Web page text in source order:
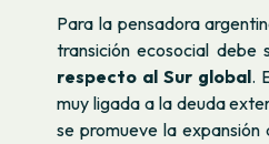
Para la pensadora
transición ecosocial debe
respecto al Sur global.
muy ligada a la deuda
se promueve la